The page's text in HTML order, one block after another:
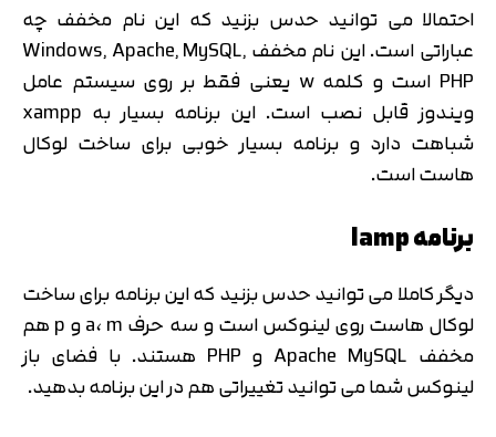
احتمالا می توانید حدس بزنید که این نام مخفف چه
عباراتی است. این نام مخفف Windows, Apache, MySQL,
PHP است و کلمه w یعنی فقط بر روی سیستم عامل
ویندوز قابل نصب است. این برنامه بسیار به xampp
شباهت دارد و برنامه بسیار خوبی برای ساخت لوکال
هاست است.
برنامه lamp
دیگر کاملا می توانید حدس بزنید که این برنامه برای ساخت
لوکال هاست روی لینوکس است و سه حرف a، m و p هم
مخفف Apache MySQL و PHP هستند. با فضای باز
لینوکس شما می توانید تغییراتی هم در این برنامه بدهید.